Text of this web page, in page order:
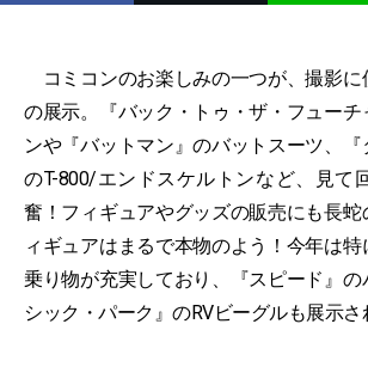
コミコンのお楽しみの一つが、撮影に
の展示。『バック・トゥ・ザ・フュー
ンや『バットマン』のバットスーツ、『
のT-800/エンドスケルトンなど、見て
奮！フィギュアやグッズの販売にも長蛇
ィギュアはまるで本物のよう！今年は
乗り物が充実しており、『スピード』の
シック・パーク』のRVビーグルも展示さ